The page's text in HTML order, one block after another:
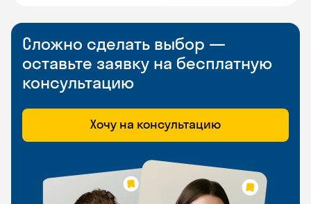
Сложно сделать выбор —
оставьте заявку на бесплатную
консультацию
Хочу на консультацию